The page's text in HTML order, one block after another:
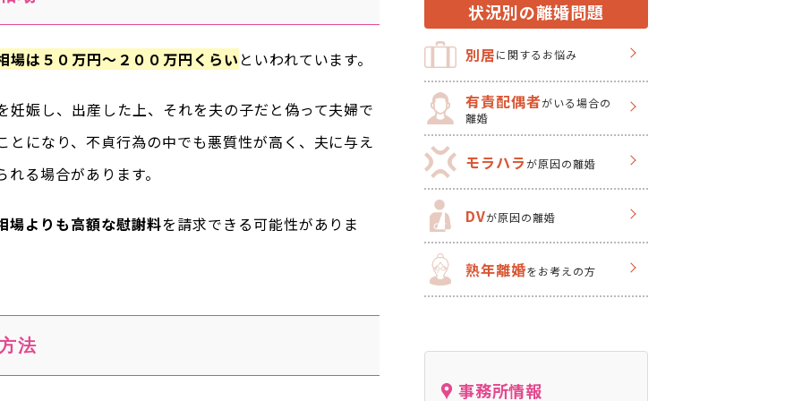
場は５０万円～２００万円くらい といわれています。
娠し、出産した上、それを夫の子だと偽って夫婦で
になり、不貞行為の中でも悪質性が高く、夫に与え
る場合があります。
場よりも高額な慰謝料を請求できる可能性がありま
法
状況別の離婚問題
別居に関するお悩み
有責配偶者がいる場合の
離婚
モラハラが原因の離婚
DVが原因の離婚
熟年離婚をお考えの方
事務所情報